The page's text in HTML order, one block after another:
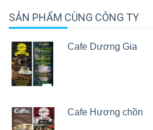
SẢN PHẨM CÙNG CÔNG TY
Cafe Dương Gia
Cafe Hương chồn